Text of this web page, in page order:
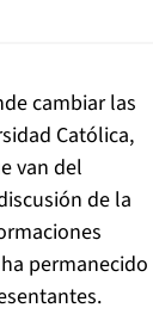
cambiar las
Católica,
van del
de la
permanecido